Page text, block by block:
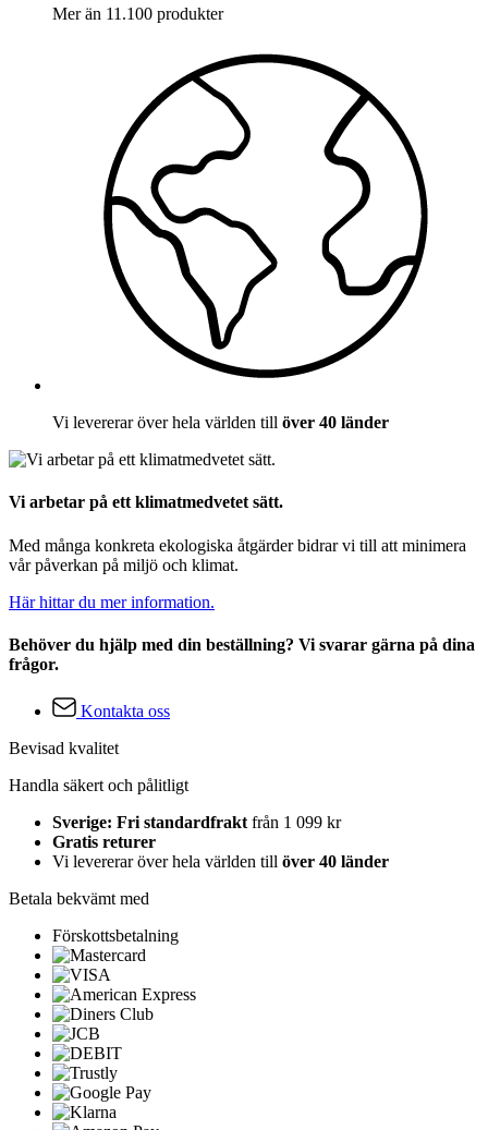
Mer än 11.100 produkter
Vi levererar över hela världen till över 40 länder
Vi arbetar på ett klimatmedvetet sätt.
Med många konkreta ekologiska åtgärder bidrar vi till att minimera
vår påverkan på miljö och klimat.
Här hittar du mer information.
Behöver du hjälp med din beställning? Vi svarar gärna på dina
frågor.
Kontakta oss
Bevisad kvalitet
Handla säkert och pålitligt
Sverige: Fri standardfrakt från 1 099 kr
Gratis returer
Vi levererar över hela världen till över 40 länder
Betala bekvämt med
Förskottsbetalning